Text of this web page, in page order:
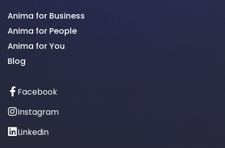
Anima for Business
Anima for People
Anima for You
Blog
Facebook
Instagram
Linkedin